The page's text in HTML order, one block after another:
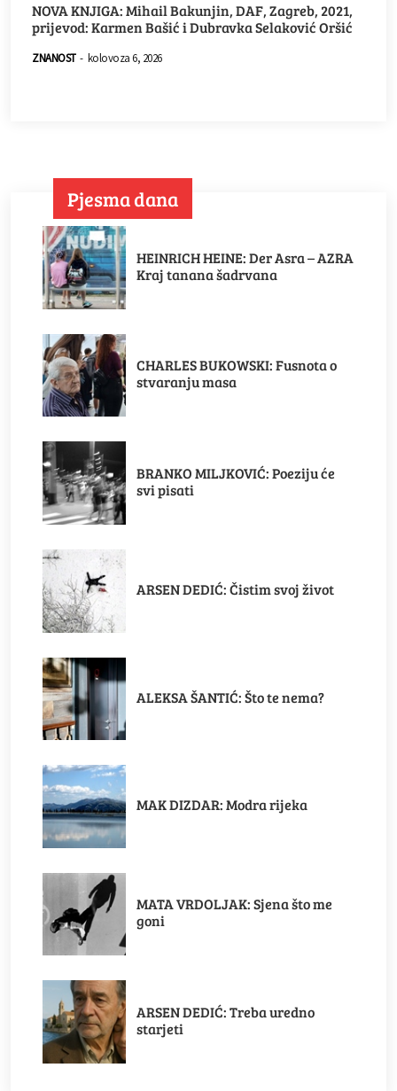
NOVA KNJIGA: Mihail Bakunjin, DAF, Zagreb, 2021,
prijevod: Karmen Bašić i Dubravka Selaković Oršić
ZNANOST - kolovoza 6, 2026
Pjesma dana
HEINRICH HEINE: Der Asra – AZRA
Kraj tanana šadrvana
CHARLES BUKOWSKI: Fusnota o
stvaranju masa
BRANKO MILJKOVIĆ: Poeziju će
svi pisati
ARSEN DEDIĆ: Čistim svoj život
ALEKSA ŠANTIĆ: Što te nema?
MAK DIZDAR: Modra rijeka
MATA VRDOLJAK: Sjena što me
goni
ARSEN DEDIĆ: Treba uredno
starjeti